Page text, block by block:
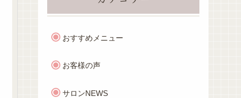
おすすめメニュー
お客様の声
サロンNEWS